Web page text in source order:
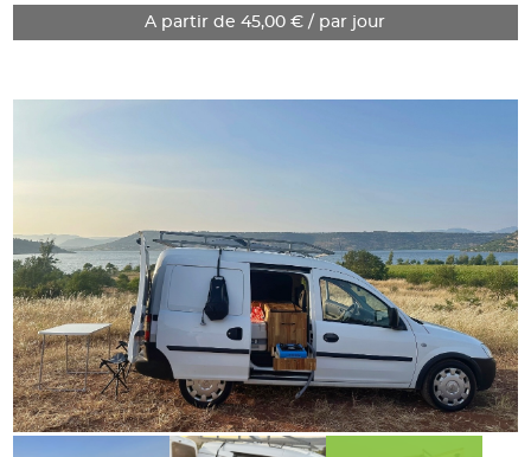
A partir de 45,00 € / par jour